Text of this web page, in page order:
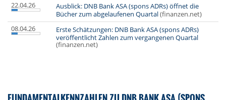
22.04.26
Ausblick: DNB Bank ASA (spons ADRs) öffnet die
Bücher zum abgelaufenen Quartal(finanzen.net)
08.04.26
Erste Schätzungen: DNB Bank ASA (spons ADRs)
veröffentlicht Zahlen zum vergangenen Quartal
(finanzen.net)